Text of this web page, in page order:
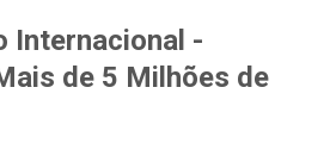
Internacional -
de 5 Milhões de